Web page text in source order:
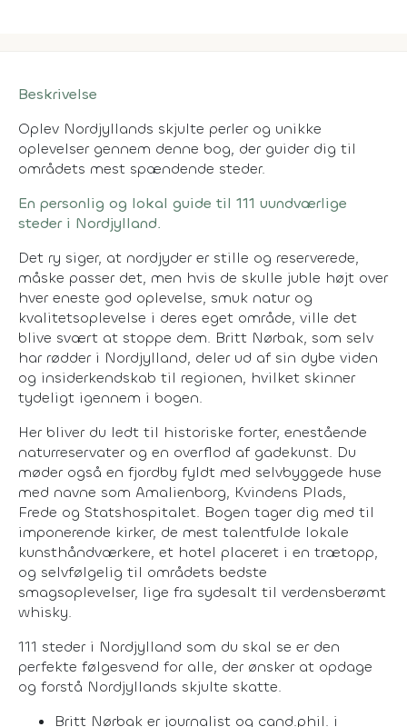
Beskrivelse
Oplev Nordjyllands skjulte perler og unikke
oplevelser gennem denne bog, der guider dig til
områdets mest spændende steder.
En personlig og lokal guide til 111 uundværlige
steder i Nordjylland.
Det ry siger, at nordjyder er stille og reserverede,
måske passer det, men hvis de skulle juble højt over
hver eneste god oplevelse, smuk natur og
kvalitetsoplevelse i deres eget område, ville det
blive svært at stoppe dem. Britt Nørbak, som selv
har rødder i Nordjylland, deler ud af sin dybe viden
og insiderkendskab til regionen, hvilket skinner
tydeligt igennem i bogen.
Her bliver du ledt til historiske forter, enestående
naturreservater og en overflod af gadekunst. Du
møder også en fjordby fyldt med selvbyggede huse
med navne som Amalienborg, Kvindens Plads,
Frede og Statshospitalet. Bogen tager dig med til
imponerende kirker, de mest talentfulde lokale
kunsthåndværkere, et hotel placeret i en trætopp,
og selvfølgelig til områdets bedste
smagsoplevelser, lige fra sydesalt til verdensberømt
whisky.
111 steder i Nordjylland som du skal se er den
perfekte følgesvend for alle, der ønsker at opdage
og forstå Nordjyllands skjulte skatte.
Britt Nørbak er journalist og cand.phil. i